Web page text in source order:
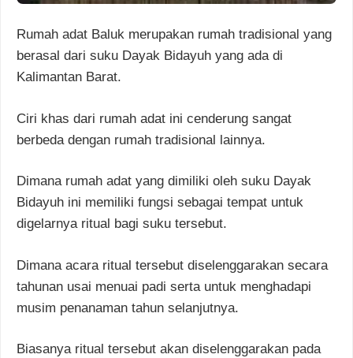
Rumah adat Baluk merupakan rumah tradisional yang
berasal dari suku Dayak Bidayuh yang ada di
Kalimantan Barat.
Ciri khas dari rumah adat ini cenderung sangat
berbeda dengan rumah tradisional lainnya.
Dimana rumah adat yang dimiliki oleh suku Dayak
Bidayuh ini memiliki fungsi sebagai tempat untuk
digelarnya ritual bagi suku tersebut.
Dimana acara ritual tersebut diselenggarakan secara
tahunan usai menuai padi serta untuk menghadapi
musim penanaman tahun selanjutnya.
Biasanya ritual tersebut akan diselenggarakan pada